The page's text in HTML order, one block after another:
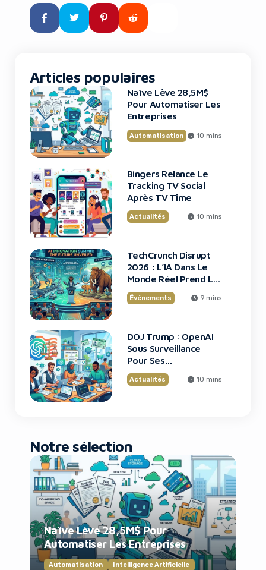
fouler à nouveau notre planète
grâce à la biologie de synthèse.
Ce n’est plus de la science-
Articles populaires
Naïve Lève 28,5M$
Pour Automatiser Les
Entreprises
Automatisation 10 mins
Bingers Relance Le
Tracking TV Social
Après TV Time
Actualités 10 mins
TechCrunch Disrupt
2026 : L’IA Dans Le
Monde Réel Prend La
Scène
Événements 9 mins
DOJ Trump : OpenAI
Sous Surveillance
Pour Ses
Recrutements
Actualités 10 mins
Notre sélection
Naïve Lève 28,5M$ Pour
Automatiser Les Entreprises
Automatisation Intelligence Artificielle